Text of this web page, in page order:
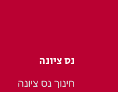
נס ציונה
חינוך נס ציונה